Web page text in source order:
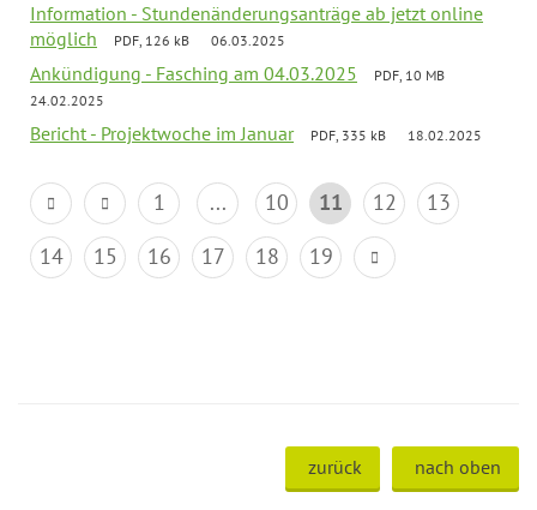
Information - Stundenänderungsanträge ab jetzt online
möglich
PDF, 126 kB 06.03.2025
Ankündigung - Fasching am 04.03.2025
PDF, 10 MB
24.02.2025
Bericht - Projektwoche im Januar PDF, 335 kB 18.02.2025
1 ... 10 11 12
13
14
15 16 17 18 19
zurück nach oben